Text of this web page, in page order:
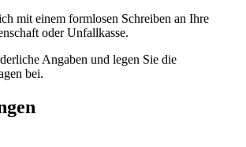
mit einem formlosen Schreiben an Ihre
oder Unfallkasse.
Angaben und legen Sie die
bei.